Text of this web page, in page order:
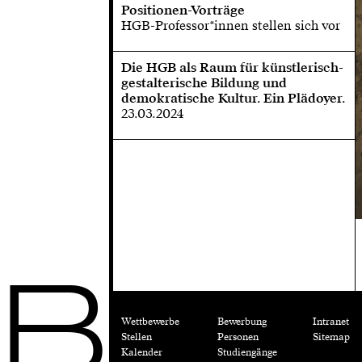
B
Positionen-Vorträge
HGB-Professor*innen stellen sich vor
Die HGB als Raum für künstlerisch-
gestalterische Bildung und
demokratische Kultur. Ein Plädoyer.
23.03.2024
Wettbewerbe
Stellen
Kalender
Bewerbung
Personen
Studiengänge
Intranet
Sitemap